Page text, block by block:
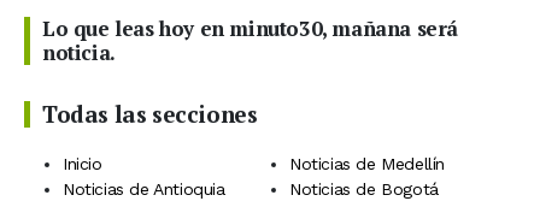
Lo que leas hoy en minuto30, mañana será
noticia.
Todas las secciones
Inicio
Noticias de Medellín
Noticias de Antioquia
Noticias de Bogotá